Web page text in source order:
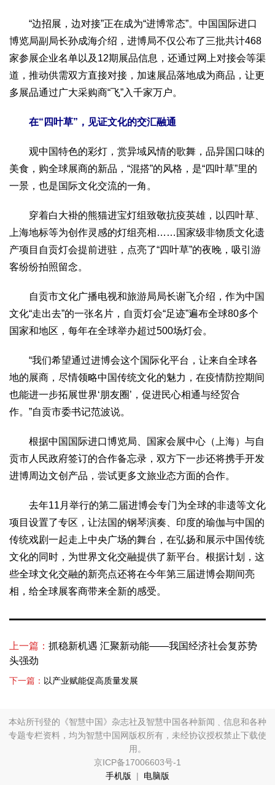
“边招展，边对接”正在成为“进博常态”。中国国际进口
博览局副局长孙成海介绍，进博局不仅公布了三批共计468
家参展企业名单以及12期展品信息，还通过网上对接会等渠
道，推动供需双方直接对接，加速展品落地成为商品，让更
多展品通过广大采购商“飞”入千家万户。
在“四叶草”，见证文化的交汇融通
观中国特色的彩灯，赏异域风情的歌舞，品异国口味的
美食，购全球展商的新品，“混搭”的风格，是“四叶草”里的
一景，也是国际文化交流的一角。
穿着白大褂的熊猫进宝灯组致敬抗疫英雄，以四叶草、
上海地标等为创作灵感的灯组亮相……国家级非物质文化遗
产项目自贡灯会提前进驻，点亮了“四叶草”的夜晚，吸引游
客纷纷拍照留念。
自贡市文化广播电视和旅游局局长谢飞介绍，作为中国
文化“走出去”的一张名片，自贡灯会“足迹”遍布全球80多个
国家和地区，每年在全球举办超过500场灯会。
“我们希望通过进博会这个国际化平台，让来自全球各
地的展商，尽情领略中国传统文化的魅力，在疫情防控期间
也能进一步拓展世界‘朋友圈’，促进民心相通与经贸合
作。”自贡市委书记范波说。
根据中国国际进口博览局、国家会展中心（上海）与自
贡市人民政府签订的合作备忘录，双方下一步还将携手开发
进博周边文创产品，尝试更多文旅业态方面的合作。
去年11月举行的第二届进博会专门为全球的非遗等文化
项目设置了专区，让法国的钢琴演奏、印度的瑜伽与中国的
传统戏剧一起走上中央广场的舞台，在弘扬和展示中国传统
文化的同时，为世界文化交融提供了新平台。根据计划，这
些全球文化交融的新亮点还将在今年第三届进博会期间亮
相，给全球展客商带来全新的感受。
上一篇： 抓稳新机遇 汇聚新动能——我国经济社会复苏势
头强劲
下一篇： 以产业赋能促高质量发展
本站所刊登的《智慧中国》杂志社及智慧中国各种新闻﹑信息和各种
专题专栏资料，均为智慧中国网版权所有，未经协议授权禁止下载使
用。
京ICP备17006603号-1
手机版 | 电脑版